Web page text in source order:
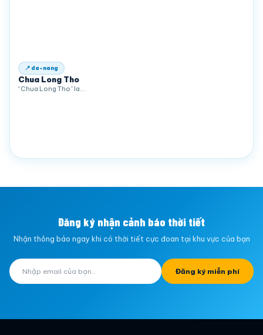
📍 da-nang
Chua Long Tho
“Chua Long Tho” la…
Đăng ký nhận cảnh báo thời tiết
Nhận thông báo ngay khi có thời tiết cực đoan tại khu vực của bạn
Đăng ký miễn phí